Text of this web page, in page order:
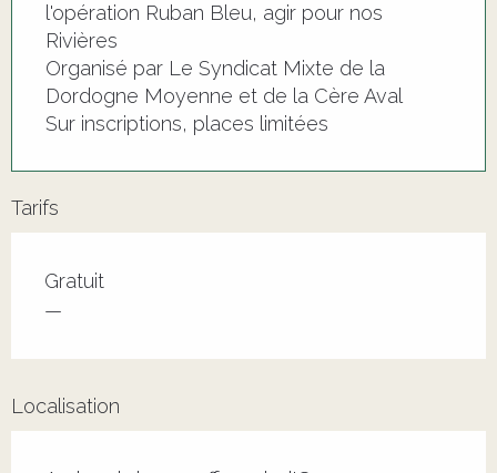
l'opération Ruban Bleu, agir pour nos
Rivières
Organisé par Le Syndicat Mixte de la
Dordogne Moyenne et de la Cère Aval
Sur inscriptions, places limitées
Tarifs
Tarifs 2026
Gratuit
—
Localisation